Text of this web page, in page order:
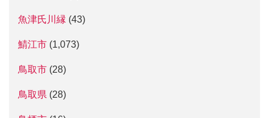
魚津氏川縁 (43)
鯖江市 (1,073)
鳥取市 (28)
鳥取県 (28)